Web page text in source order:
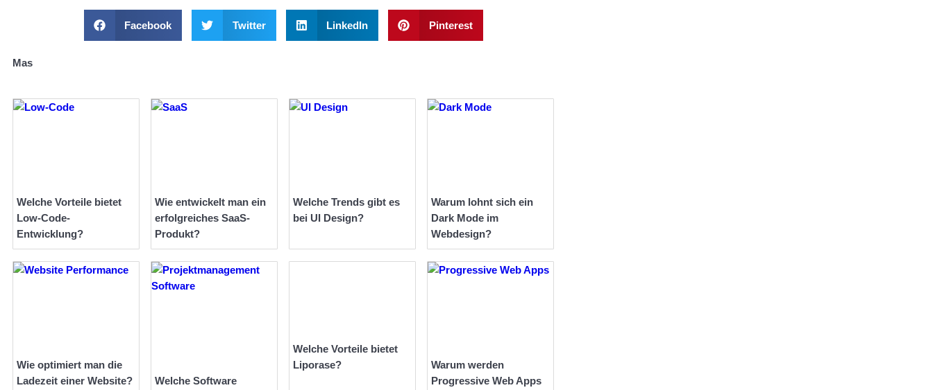
Facebook Twitter LinkedIn Pinterest
Mas
Welche Vorteile bietet
Low-Code-
Entwicklung?
Wie entwickelt man ein
erfolgreiches SaaS-
Produkt?
Welche Trends gibt es
bei UI Design?
Warum lohnt sich ein
Dark Mode im
Webdesign?
Wie optimiert man die
Ladezeit einer Website?
Welche Software
Welche Vorteile bietet
Liporase?
Warum werden
Progressive Web Apps